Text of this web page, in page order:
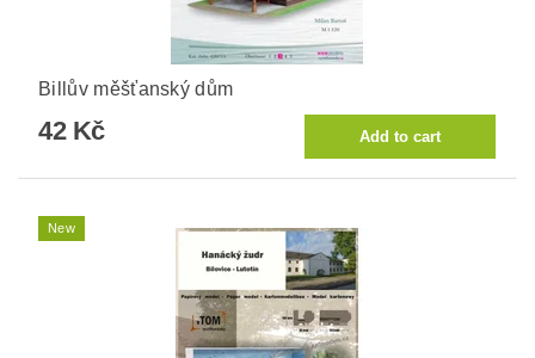
Billův měšťanský dům
42 Kč
New